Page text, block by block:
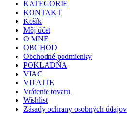
KATEGÓRIE
KONTAKT
Košík
Môj účet
O MNE
OBCHOD
Obchodné podmienky
POKLADŇA
VIAC
VITAJTE
Vrátenie tovaru
Wishlist
Zásady ochrany osobných údajov